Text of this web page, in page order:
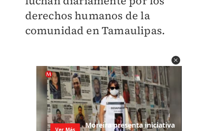
derechos humanos de la
comunidad en Tamaulipas.